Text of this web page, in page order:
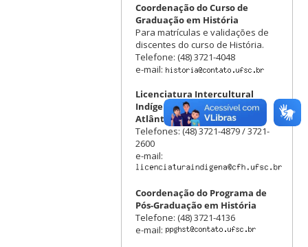
Coordenação do Curso de
Graduação em História
Para matrículas e validações de
discentes do curso de História.
Telefone: (48) 3721-4048
e-mail:
Licenciatura Intercultural
Indígena do Sul da Mata
Atlântica
Telefones: (48) 3721-4879 / 3721-
2600
e-mail:
Coordenação do Programa de
Pós-Graduação em História
Telefone: (48) 3721-4136
e-mail: